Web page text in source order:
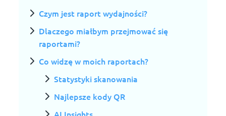
Czym jest raport wydajności?
Dlaczego miałbym przejmować się
raportami?
Co widzę w moich raportach?
Statystyki skanowania
Najlepsze kody QR